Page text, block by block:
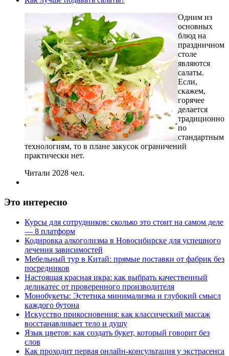
Одним из
основных
блюд на
праздничном
столе
являются
салаты.
Если,
скажем,
горячее
делается
традиционно
по
стандартным
технологиям, то в плане закусок ограничений
практически нет.
Читали 2028 чел.
Это интересно
Курсы для сотрудников: сколько это стоит на самом деле
— 8 платформ
Кодировка алкоголизма в Новосибирске для успешного
лечения зависимостей
Мебельный тур в Китай: прямые поставки от фабрик без
посредников
Настоящая красная икра: как выбрать качественный
деликатес от проверенного производителя
Монобукеты: Эстетика минимализма и глубокий смысл
каждого бутона
Искусство прикосновения: как классический массаж
восстанавливает тело и душу
Язык цветов: как создать букет, который говорит без
слов
Как проходит первая онлайн-консультация у экстрасенса